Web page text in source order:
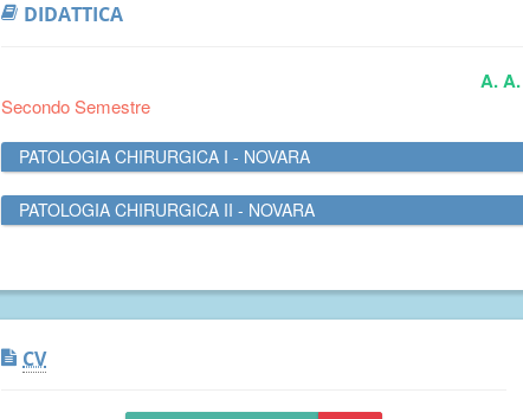
DIDATTICA
A.
Secondo Semestre
PATOLOGIA CHIRURGICA I - NOVARA
PATOLOGIA CHIRURGICA II - NOVARA
CV